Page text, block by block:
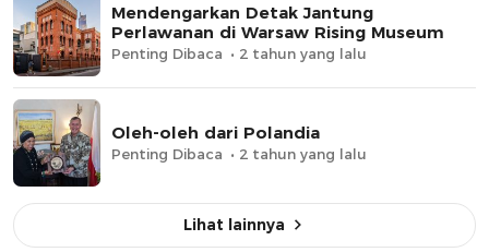
Mendengarkan Detak Jantung
Perlawanan di Warsaw Rising Museum
Penting Dibaca 2 tahun yang lalu
Oleh-oleh dari Polandia
Penting Dibaca 2 tahun yang lalu
Lihat lainnya